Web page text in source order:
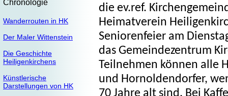
Chronologie
Wanderrouten in HK
Der Maler Wittenstein
Die Geschichte
Heiligenkirchens
Künstlerische
Darstellungen von HK
die ev.ref.
Heimatverein
Seniorenfeier am
das Gemeindezentrum
Teilnehmen können alle
und Hornoldendorfer,
70 Jahre alt sind. Bei